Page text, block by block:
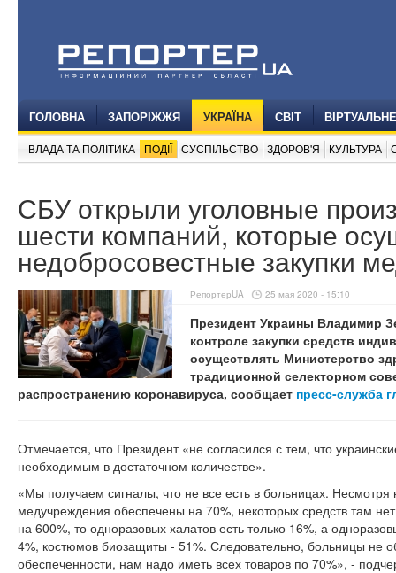
ГОЛОВНА ЗАПОРІЖЖЯ УКРАЇНА СВІТ
ВЛАДА ТА ПОЛІТИКА ПОДІЇ СУСПІЛЬСТВО ЗДОРОВ'Я КУЛЬТУРА
СБУ открыли уголовные
шести компаний, которые
недобросовестные закупки
РепортерUA 25 мая 2020 - 15:10
Президент Украины Владимир
контроле закупки средств
осуществлять Министерство
традиционной селекторном
распространению коронавируса, сообщает пресс-служба
Отмечается, что Президент «не согласился с тем, что
необходимым в достаточном количестве».
«Мы получаем сигналы, что не все есть в больницах. Несмотря
медучреждения обеспечены на 70%, некоторых средств там
на 600%, то одноразовых халатов есть только 16%, а
4%, костюмов биозащиты - 51%. Следовательно, больницы не
обеспеченности, нам надо иметь всех товаров по 70%», -